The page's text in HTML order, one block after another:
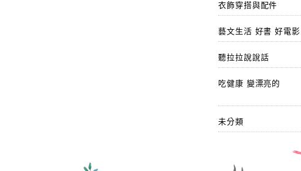
衣飾穿搭與配件
藝文生活 好書 好電影
聽拉拉說說話
吃健康 變漂亮的
未分類